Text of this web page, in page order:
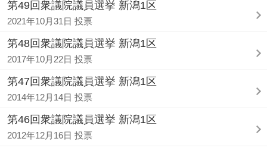
第49回衆議院議員選挙 新潟1区
2021年10月31日 投票
第48回衆議院議員選挙 新潟1区
2017年10月22日 投票
第47回衆議院議員選挙 新潟1区
2014年12月14日 投票
第46回衆議院議員選挙 新潟1区
2012年12月16日 投票